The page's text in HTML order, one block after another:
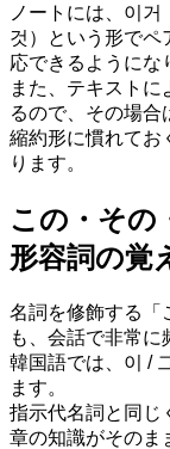
ノートには、이
것）という形でペ
応できるようにな
また、テキスト
るので、その場合
縮約形に慣れてお
ります。
この・その
形容詞の覚
名詞を修飾する「
も、会話で非常に
韓国語では、이 /
ます。
指示代名詞と同じ
章の知識がそのま